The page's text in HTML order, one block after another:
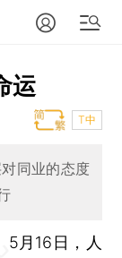
运
T中
同业的态度
5月16日，人